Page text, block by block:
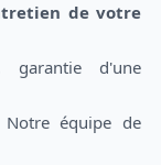
de votre
garantie d'une
équipe de